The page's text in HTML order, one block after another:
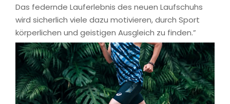
Das federnde Lauferlebnis des neuen Laufschuhs
wird sicherlich viele dazu motivieren, durch Sport
körperlichen und geistigen Ausgleich zu finden.”